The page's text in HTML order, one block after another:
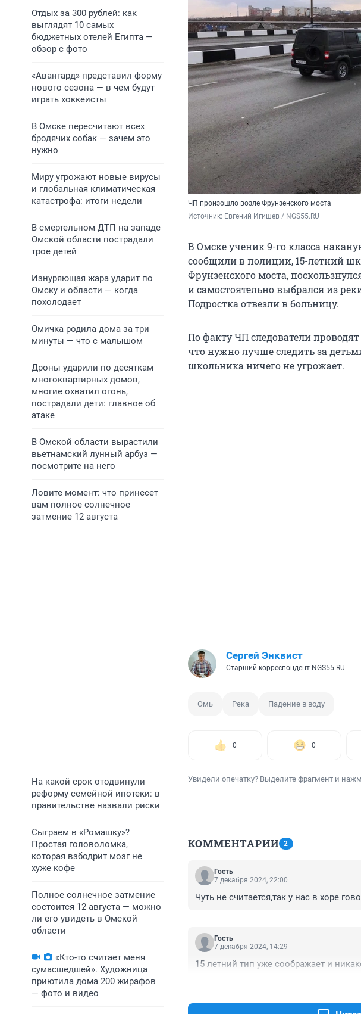
Отдых за 300 рублей: как
выглядят 10 самых
бюджетных отелей Египта —
обзор с фото
«Авангард» представил форму
нового сезона — в чем будут
играть хоккеисты
В Омске пересчитают всех
бродячих собак — зачем это
нужно
Миру угрожают новые вирусы
и глобальная климатическая
катастрофа: итоги недели
В смертельном ДТП на западе
Омской области пострадали
трое детей
Изнуряющая жара ударит по
Омску и области — когда
похолодает
Омичка родила дома за три
минуты — что с малышом
Дроны ударили по десяткам
многоквартирных домов,
многие охватил огонь,
пострадали дети: главное об
атаке
В Омской области вырастили
вьетнамский лунный арбуз —
посмотрите на него
Ловите момент: что принесет
вам полное солнечное
затмение 12 августа
На какой срок отодвинули
реформу семейной ипотеки: в
правительстве назвали риски
Сыграем в «Ромашку»?
Простая головоломка,
которая взбодрит мозг не
хуже кофе
Полное солнечное затмение
состоится 12 августа — можно
ли его увидеть в Омской
области
«Кто-то считает меня
сумасшедшей». Художница
приютила дома 200 жирафов
— фото и видео
ЧП произошло возле Фрунзенского моста
Источник: Евгений Игишев / NGS55.RU
В Омске ученик 9-го класса
сообщили в полиции, 15-летний
Фрунзенского моста,
и самостоятельно выбрался из
Подростка отвезли в больницу.
По факту ЧП следователи
что нужно лучше следить за
школьника ничего не угрожает.
Сергей Энквист
Старший корреспондент NGS55.RU
Омь Река Падение в воду
0 0
Увидели опечатку? Выделите фрагмент и
КОММЕНТАРИИ 2
Гость
7 декабря 2024, 22:00
Чуть не считается,так у нас в хоре
Гость
7 декабря 2024, 14:29
15 летний тип уже соображает и